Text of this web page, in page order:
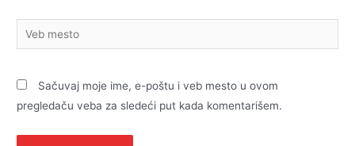
Veb
mesto
Sačuvaj moje ime, e-poštu i veb mesto u ovom
pregledaču veba za sledeći put kada komentarišem.